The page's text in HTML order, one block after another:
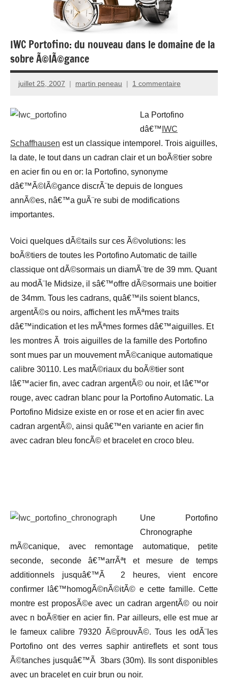
IWC Portofino: du nouveau dans le domaine de la
sobre Ã©lÃ©gance
juillet 25, 2007 martin peneau 1 commentaire
La Portofino
dâ€™ IWC
Schaffhausen est un classique intemporel. Trois aiguilles,
la date, le tout dans un cadran clair et un boÃ®tier sobre
en acier fin ou en or: la Portofino, synonyme
dâ€™Ã©lÃ©gance discrÃ¨te depuis de longues
annÃ©es, nâ€™a guÃ¨re subi de modifications
importantes.
Voici quelques dÃ©tails sur ces Ã©volutions: les
boÃ®tiers de toutes les Portofino Automatic de taille
classique ont dÃ©sormais un diamÃ¨tre de 39 mm. Quant
au modÃ¨le Midsize, il sâ€™offre dÃ©sormais une boitier
de 34mm. Tous les cadrans, quâ€™ils soient blancs,
argentÃ©s ou noirs, affichent les mÃªmes traits
dâ€™indication et les mÃªmes formes dâ€™aiguilles. Et
les montres Ã trois aiguilles de la famille des Portofino
sont mues par un mouvement mÃ©canique automatique
calibre 30110. Les matÃ©riaux du boÃ®tier sont
lâ€™acier fin, avec cadran argentÃ© ou noir, et lâ€™or
rouge, avec cadran blanc pour la Portofino Automatic. La
Portofino Midsize existe en or rose et en acier fin avec
cadran argentÃ©, ainsi quâ€™en variante en acier fin
avec cadran bleu foncÃ© et bracelet en croco bleu.
Une Portofino
Chronographe
mÃ©canique, avec remontage automatique, petite
seconde, seconde â€™arrÃªt et mesure de temps
additionnels jusquâ€™Ã 2 heures, vient encore
confirmer lâ€™homogÃ©nÃ©itÃ© e cette famille. Cette
montre est proposÃ©e avec un cadran argentÃ© ou noir
avec n boÃ®tier en acier fin. Par ailleurs, elle est mue ar
le fameux calibre 79320 Ã©prouvÃ©. Tous les odÃ¨les
Portofino ont des verres saphir antireflets et sont tous
Ã©tanches jusquâ€™Ã 3bars (30m). Ils sont disponibles
avec un bracelet en cuir brun ou noir.